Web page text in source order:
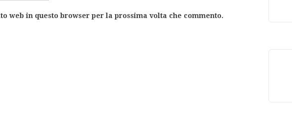
web in questo browser per la prossima volta che commento.